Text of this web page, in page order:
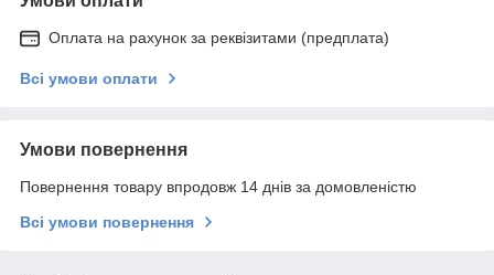
Оплата на рахунок за реквізитами (предплата)
Всі умови оплати
Умови повернення
Повернення товару впродовж 14 днів за домовленістю
Всі умови повернення